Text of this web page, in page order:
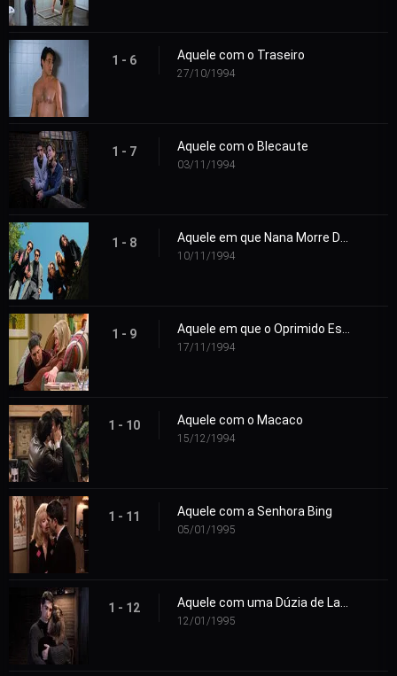
1 - 6 Aquele com o Traseiro
27/10/1994
1 - 7 Aquele com o Blecaute
03/11/1994
1 - 8
10/11/1994
1 - 9
17/11/1994
1 - 10 Aquele com o Macaco
15/12/1994
1 - 11 Aquele com a Senhora Bing
05/01/1995
1 - 12
12/01/1995